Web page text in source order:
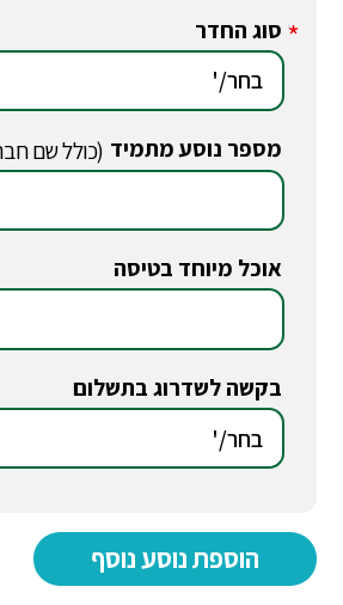
* סוג החדר
מספר נוסע מתמיד (כולל שם
אוכל מיוחד בטיסה
בקשה לשדרוג בתשלום